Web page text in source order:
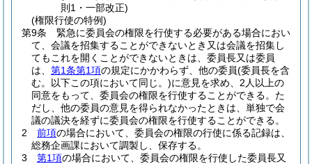
則1・一部改正)
(権限行使の特例)
第9条
緊急に委員会の権限を行使する必要がある場合におい
て、会議を招集することができないとき又は会議を招集し
てもこれを開くことができないときは、委員長又は委員
は、 第1条第1項の規定にかかわらず、他の委員(委員長を含
む。以下この項において同じ。)に意見を求め、2人以上の
同意をもって、委員会の権限を行使することができる。 た
だし、他の委員の意見を得られなかったときは、単独で会
議の議決を経ずに委員会の権限を行使することができる。
2
前項の場合において、委員会の権限の行使に係る記録は、
総務企画課において調製し、保存する。
3
第1項の場合において、委員会の権限を行使した委員長又